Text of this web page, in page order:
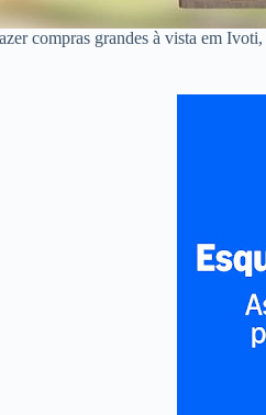
compras grandes à vista em